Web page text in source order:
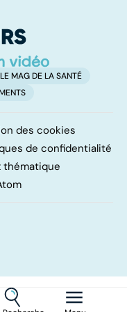
LE MAG DE LA SANTÉ
des cookies
de confidentialité
thématique